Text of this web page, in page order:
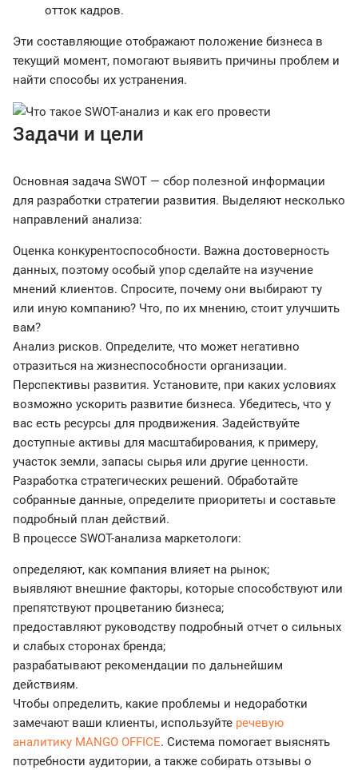
отток кадров.
Эти составляющие отображают положение бизнеса в
текущий момент, помогают выявить причины проблем и
найти способы их устранения.
Задачи и цели
Основная задача SWOT — сбор полезной информации
для разработки стратегии развития. Выделяют несколько
направлений анализа:
Оценка конкурентоспособности. Важна достоверность
данных, поэтому особый упор сделайте на изучение
мнений клиентов. Спросите, почему они выбирают ту
или иную компанию? Что, по их мнению, стоит улучшить
вам?
Анализ рисков. Определите, что может негативно
отразиться на жизнеспособности организации.
Перспективы развития. Установите, при каких условиях
возможно ускорить развитие бизнеса. Убедитесь, что у
вас есть ресурсы для продвижения. Задействуйте
доступные активы для масштабирования, к примеру,
участок земли, запасы сырья или другие ценности.
Разработка стратегических решений. Обработайте
собранные данные, определите приоритеты и составьте
подробный план действий.
В процессе SWOT-анализа маркетологи:
определяют, как компания влияет на рынок;
выявляют внешние факторы, которые способствуют или
препятствуют процветанию бизнеса;
предоставляют руководству подробный отчет о сильных
и слабых сторонах бренда;
разрабатывают рекомендации по дальнейшим
действиям.
Чтобы определить, какие проблемы и недоработки
замечают ваши клиенты, используйте речевую
аналитику MANGO OFFICE. Система помогает выяснять
потребности аудитории, а также собирать отзывы о